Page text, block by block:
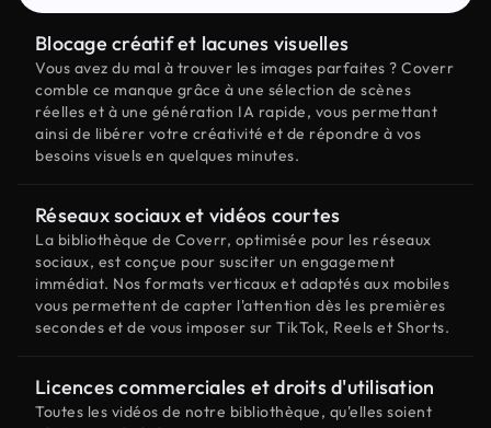
Blocage créatif et lacunes visuelles
Vous avez du mal à trouver les images parfaites ? Coverr
comble ce manque grâce à une sélection de scènes
réelles et à une génération IA rapide, vous permettant
ainsi de libérer votre créativité et de répondre à vos
besoins visuels en quelques minutes.
Réseaux sociaux et vidéos courtes
La bibliothèque de Coverr, optimisée pour les réseaux
sociaux, est conçue pour susciter un engagement
immédiat. Nos formats verticaux et adaptés aux mobiles
vous permettent de capter l'attention dès les premières
secondes et de vous imposer sur TikTok, Reels et Shorts.
Licences commerciales et droits d'utilisation
Toutes les vidéos de notre bibliothèque, qu'elles soient